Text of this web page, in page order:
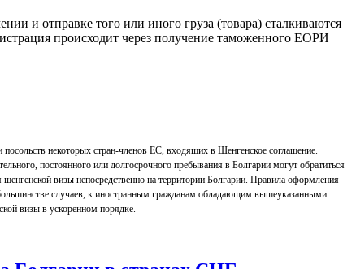
и отправке того или иного груза (товара) сталкиваются
происходит через получение таможенного ЕОРИ
посольств некоторых стран-членов ЕС, входящих в Шенгенское соглашение.
постоянного или долгосрочного пребывания в Болгарии могут обратиться
визы непосредственно на территории Болгарии. Правила оформления
случаев, к иностранным гражданам обладающим вышеуказанными
визы в ускоренном порядке.